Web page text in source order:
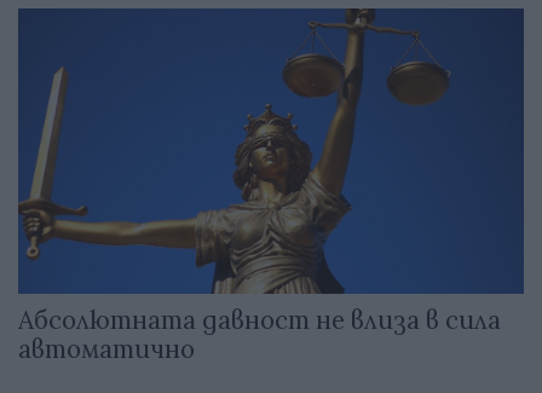
Абсолютната давност не влиза в сила
автоматично